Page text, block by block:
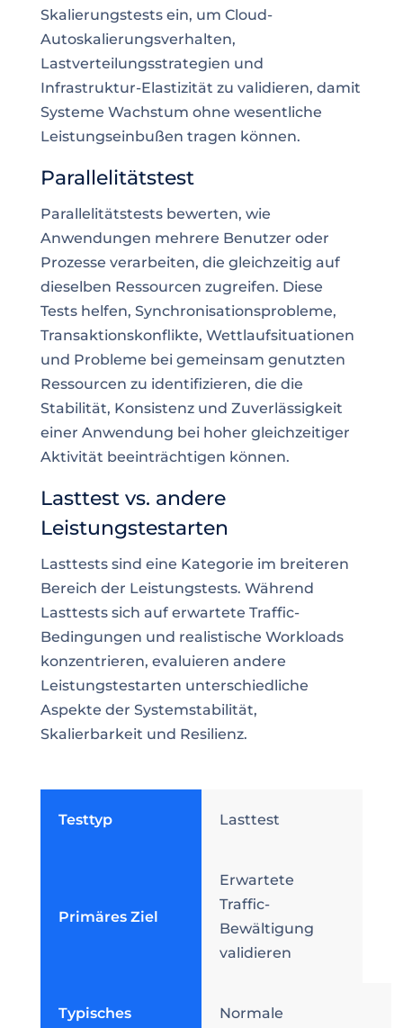
Skalierungstests ein, um Cloud-
Autoskalierungsverhalten,
Lastverteilungsstrategien und
Infrastruktur-Elastizität zu validieren, damit
Systeme Wachstum ohne wesentliche
Leistungseinbußen tragen können.
Parallelitätstest
Parallelitätstests bewerten, wie
Anwendungen mehrere Benutzer oder
Prozesse verarbeiten, die gleichzeitig auf
dieselben Ressourcen zugreifen. Diese
Tests helfen, Synchronisationsprobleme,
Transaktionskonflikte, Wettlaufsituationen
und Probleme bei gemeinsam genutzten
Ressourcen zu identifizieren, die die
Stabilität, Konsistenz und Zuverlässigkeit
einer Anwendung bei hoher gleichzeitiger
Aktivität beeinträchtigen können.
Lasttest vs. andere
Leistungstestarten
Lasttests sind eine Kategorie im breiteren
Bereich der Leistungstests. Während
Lasttests sich auf erwartete Traffic-
Bedingungen und realistische Workloads
konzentrieren, evaluieren andere
Leistungstestarten unterschiedliche
Aspekte der Systemstabilität,
Skalierbarkeit und Resilienz.
Testtyp Lasttest
Primäres Ziel
Erwartete
Traffic-
Bewältigung
validieren
Typisches
Normale